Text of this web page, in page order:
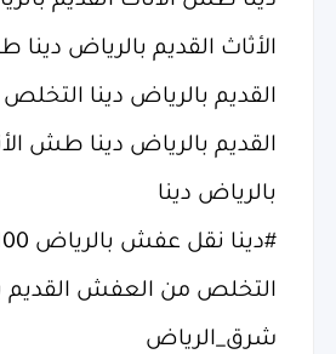
الأثاث القديم بالرياض
القديم بالرياض دينا
القديم بالرياض دينا طش
بالرياض دينا
#‏دينا نقل عفش بالرياض 0533286100 ☎️
التخلص من العفش القديم
شرق_الرياض